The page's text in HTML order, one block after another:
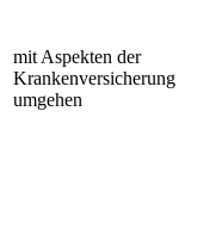
mit Aspekten der
Krankenversicherung
umgehen